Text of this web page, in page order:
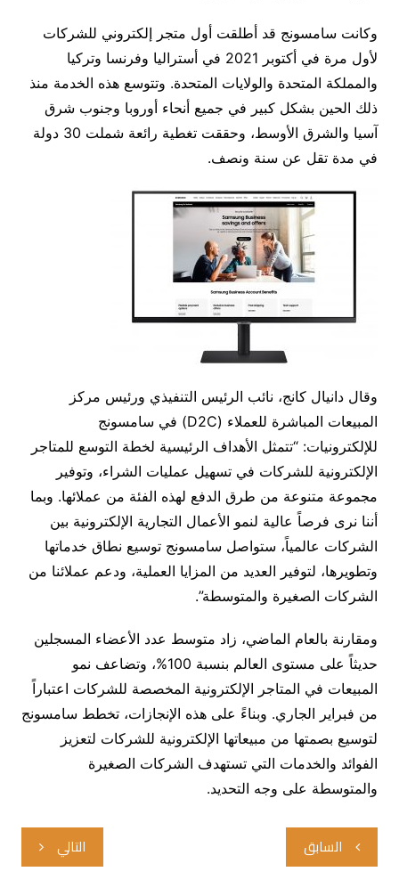
وكانت سامسونج قد أطلقت أول متجر إلكتروني للشركات
لأول مرة في أكتوبر 2021 في أستراليا وفرنسا وتركيا
والمملكة المتحدة والولايات المتحدة. وتتوسع هذه الخدمة منذ
ذلك الحين بشكل كبير في جميع أنحاء أوروبا وجنوب شرق
آسيا والشرق الأوسط، وحققت تغطية رائعة شملت 30 دولة
في مدة تقل عن سنة ونصف.
وقال دانيال كانج، نائب الرئيس التنفيذي ورئيس مركز
المبيعات المباشرة للعملاء (D2C) في سامسونج
للإلكترونيات: “تتمثل الأهداف الرئيسية لخطة التوسع للمتاجر
الإلكترونية للشركات في تسهيل عمليات الشراء، وتوفير
مجموعة متنوعة من طرق الدفع لهذه الفئة من عملائها. وبما
أننا نرى فرصاً عالية لنمو الأعمال التجارية الإلكترونية بين
الشركات عالمياً، ستواصل سامسونج توسيع نطاق خدماتها
وتطويرها، لتوفير العديد من المزايا العملية، ودعم عملائنا من
الشركات الصغيرة والمتوسطة”.
ومقارنة بالعام الماضي، زاد متوسط عدد الأعضاء المسجلين
حديثاً على مستوى العالم بنسبة 100%، وتضاعف نمو
المبيعات في المتاجر الإلكترونية المخصصة للشركات اعتباراً
من فبراير الجاري. وبناءً على هذه الإنجازات، تخطط سامسونج
لتوسيع بصمتها من مبيعاتها الإلكترونية للشركات لتعزيز
الفوائد والخدمات التي تستهدف الشركات الصغيرة
والمتوسطة على وجه التحديد.
تصفّح
المقالات
السابق التالي